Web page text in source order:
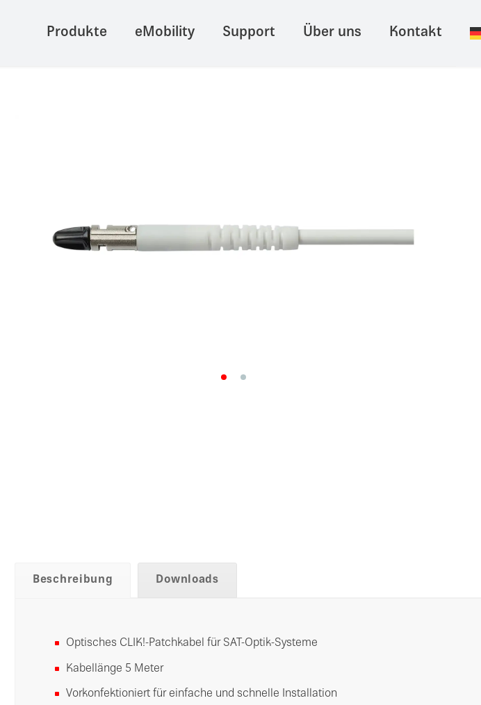
Produkte eMobility Support Über uns Kontakt
Beschreibung Downloads
Optisches CLIK!-Patchkabel für SAT-Optik-Systeme
Kabellänge 5 Meter
Vorkonfektioniert für einfache und schnelle Installation